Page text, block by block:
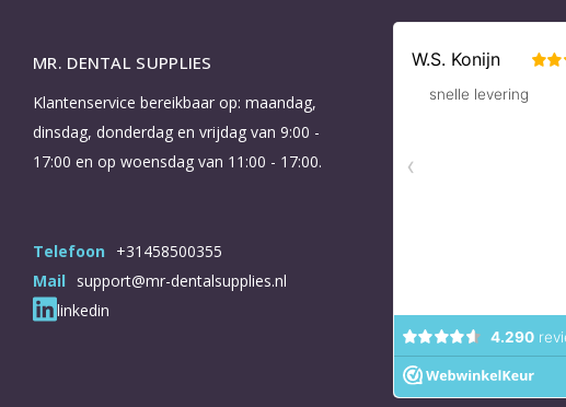
MR. DENTAL SUPPLIES
Klantenservice bereikbaar op: maandag,
dinsdag, donderdag en vrijdag van 9:00 -
17:00 en op woensdag van 11:00 - 17:00.
Telefoon
+31458500355
Mail
support@mr-dentalsupplies.nl
linkedin